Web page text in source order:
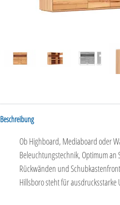
Beschreibung
Ob Highboard, Mediaboard oder
Beleuchtungstechnik, Optimum
Rückwänden und
Hillsboro steht für